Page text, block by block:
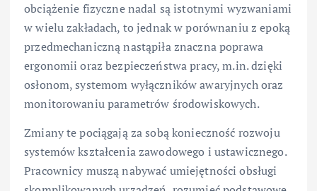
obciążenie fizyczne nadal są istotnymi wyzwaniami
w wielu zakładach, to jednak w porównaniu z epoką
przedmechaniczną nastąpiła znaczna poprawa
ergonomii oraz bezpieczeństwa pracy, m.in. dzięki
osłonom, systemom wyłączników awaryjnych oraz
monitorowaniu parametrów środowiskowych.
Zmiany te pociągają za sobą konieczność rozwoju
systemów kształcenia zawodowego i ustawicznego.
Pracownicy muszą nabywać umiejętności obsługi